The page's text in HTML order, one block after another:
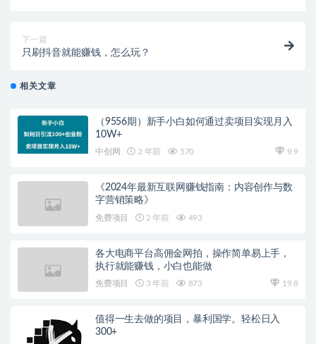
下一篇
只刷抖音就能赚钱，怎么玩？
相关文章
（9556期）新手小白如何通过卖项目实现月入
10W+
中创网 2 年前 570 9.9
《2024年最新互联网赚钱指南：内容创作与数
字营销策略》
免费项目 2 年前 493
各大电商平台高佣金网拍，操作简单易上手，
执行就能赚钱，小白也能做
免费项目 3 年前 873 19.8
值得一生去做的项目，暴利国学。轻松日入
300+